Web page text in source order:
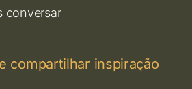
conversar
compartilhar inspiração